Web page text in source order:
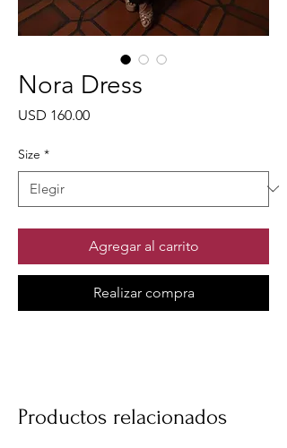
Nora Dress
USD 160.00Precio
Size *
Agregar al carrito
Realizar compra
Productos relacionados